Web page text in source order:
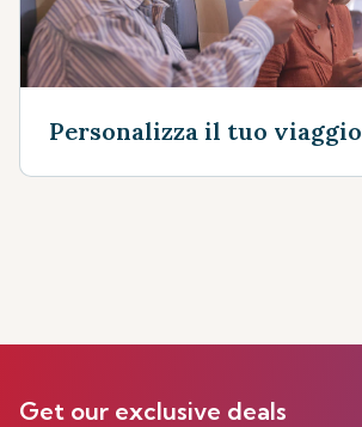
Personalizza il tuo viaggio
Get our exclusive deals